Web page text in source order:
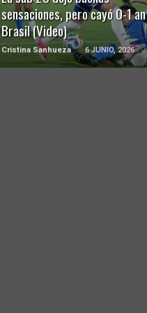
sensaciones, pero cayó 0-1
Brasil (Video)
Cristina Sanhueza 6 JUNIO, 2026